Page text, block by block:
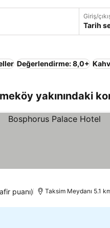
Giriş/
Tarih
Değerlendirme: 8,0+
yakınındaki
puanı) Taksim Meydanı 5.1